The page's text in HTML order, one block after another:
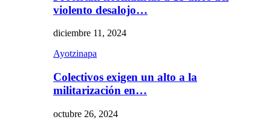
violento desalojo…
diciembre 11, 2024
Ayotzinapa
Colectivos exigen un alto a la
militarización en…
octubre 26, 2024